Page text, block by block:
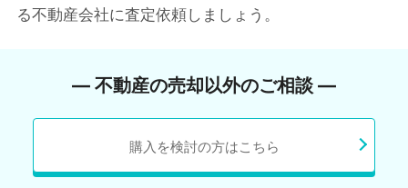
る不動産会社に査定依頼しましょう。
― 不動産の売却以外のご相談 ―
購入を検討の方はこちら